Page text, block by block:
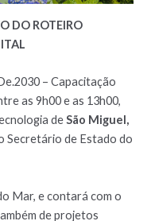
DO ROTEIRO
– Capacitação
as 9h00 e as 13h00,
deSão Miguel,
Secretário de Estado do
Mar, e contará com o
de projetos